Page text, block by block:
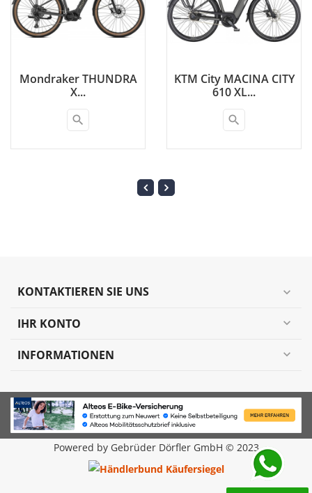
Mondraker THUNDRA
X...
search
KTM City MACINA CITY
610 XL...
search
KONTAKTIEREN SIE UNS expand_more
IHR KONTO expand_more
INFORMATIONEN expand_more
Powered by Gebrüder Dörfler GmbH © 2023